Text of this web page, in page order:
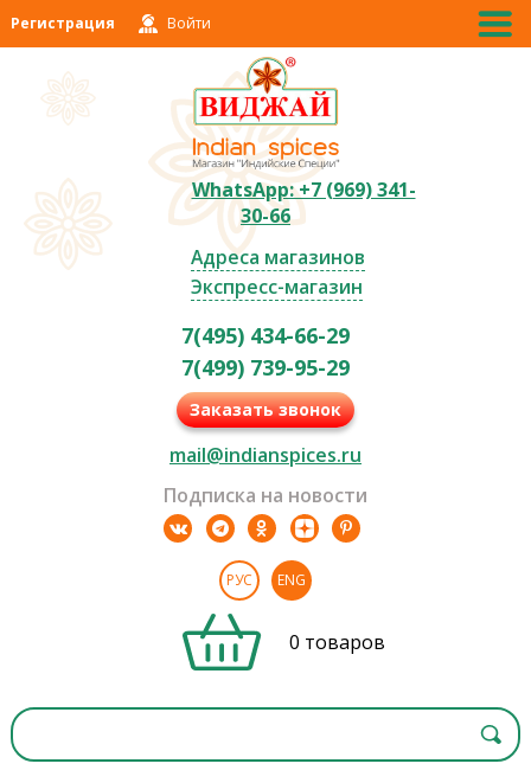
Регистрация Войти
WhatsApp: +7 (969) 341-
30-66
Адреса магазинов
Экспресс-магазин
7(495) 434-66-29
7(499) 739-95-29
Заказать звонок
mail@indianspices.ru
Подписка на новости
РУС ENG
0 товаров